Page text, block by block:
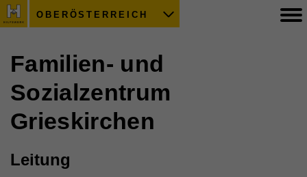
OBERÖSTERREICH
Familien- und
Sozialzentrum
Grieskirchen
Leitung